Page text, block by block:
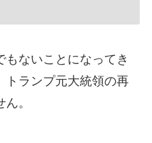
ないことになってき
トランプ元大統領の再
。